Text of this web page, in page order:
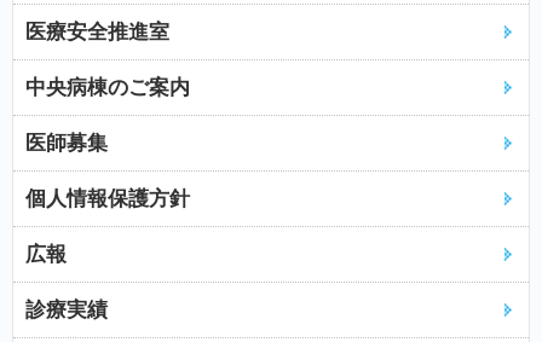
医療安全推進室
中央病棟のご案内
医師募集
個人情報保護方針
広報
診療実績